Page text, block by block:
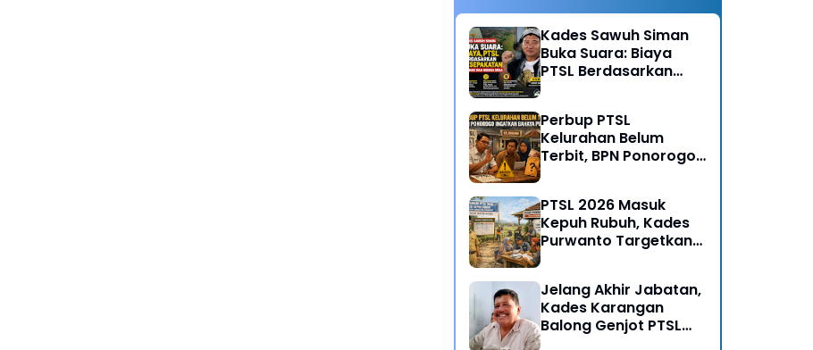
Kades Sawuh Siman
Buka Suara: Biaya
PTSL Berdasarkan
Perbup PTSL
Kelurahan Belum
Terbit, BPN Ponorogo
PTSL 2026 Masuk
Kepuh Rubuh, Kades
Purwanto Targetkan
Jelang Akhir Jabatan,
Kades Karangan
Balong Genjot PTSL